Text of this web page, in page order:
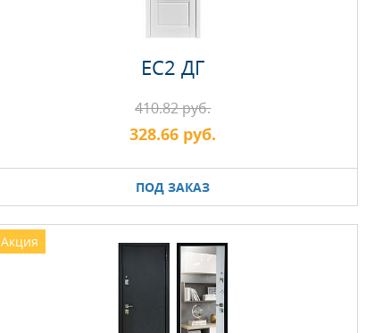
EC2 ДГ
ПОД ЗАКАЗ
410.82 руб.
328.66 руб.
Акция